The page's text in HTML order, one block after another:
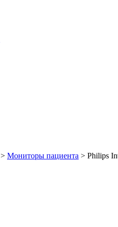
> Мониторы пациента > Philips